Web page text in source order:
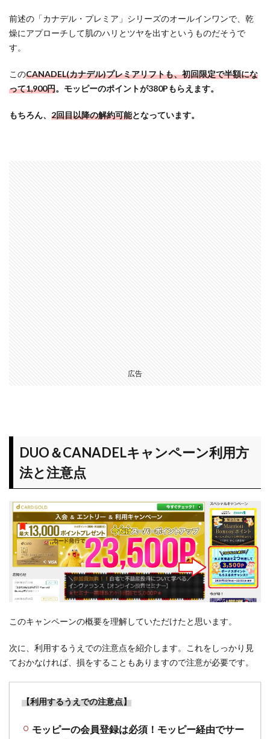
前述の「カナデル・プレミア」シリーズのオールインワンで、乾
燥にアプローチして肌のハリとツヤを出すというものだそうで
す。
このCANADEL(カナデル)プレミアリフトも、初回限定で半額にな
って1,900円。モッピーのポイントが380Pもらえます。
もちろん、 2回目以降の解約可能となっています。
広告
DUO＆CANADELキャンペーン利用方
法と注意点
このキャンペーンの概要を理解していただけたと思います。
次に、利用するうえでの注意点を紹介します。これをしっかり見
ておかなければ、損をすることもありますので注意が必要です。
【利用するうえでの注意点】
モッピーの会員登録は必須！モッピー経由でサー